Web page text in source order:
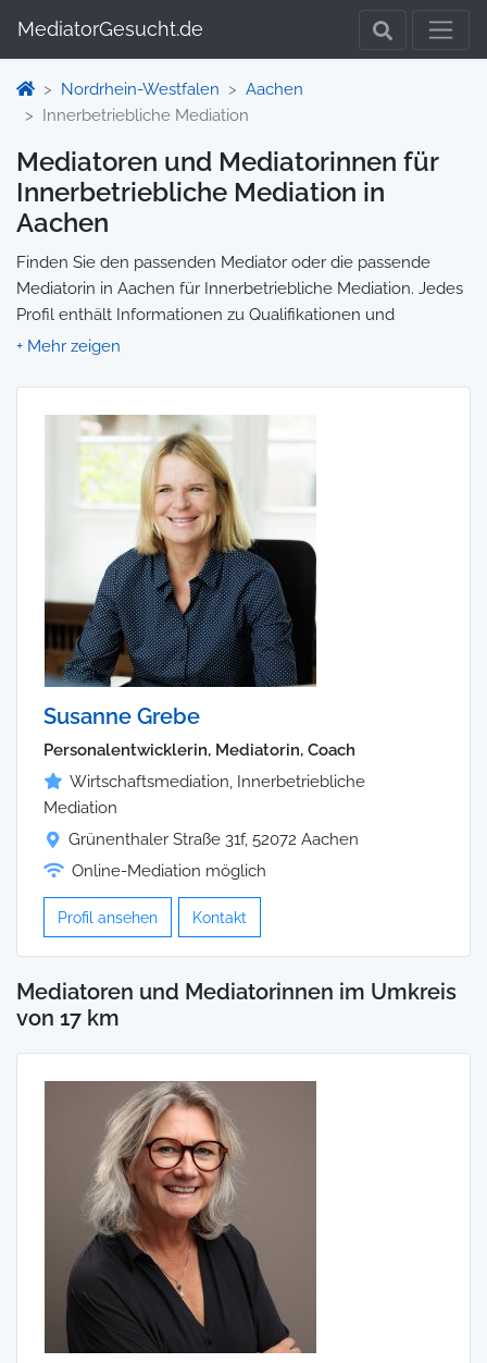
MediatorGesucht.de
Nordrhein-Westfalen
Aachen
Innerbetriebliche Mediation
Mediatoren und Mediatorinnen für
Innerbetriebliche Mediation in
Aachen
Finden Sie den passenden Mediator oder die passende
Mediatorin in Aachen für Innerbetriebliche Mediation. Jedes
Profil enthält Informationen zu Qualifikationen und
Spezialisierungen, sodass Sie gezielt die richtige Person für
Wir selbst vermitteln keine Mediationen, sondern stellen die
Plattform zur Verfügung, um Ihnen die Suche zu erleichtern.
Susanne Grebe
Personalentwicklerin, Mediatorin, Coach
Wirtschaftsmediation, Innerbetriebliche
Mediation
Grünenthaler Straße 31f, 52072 Aachen
Online-Mediation möglich
Profil ansehen Kontakt
Mediatoren und Mediatorinnen im Umkreis
von 17 km